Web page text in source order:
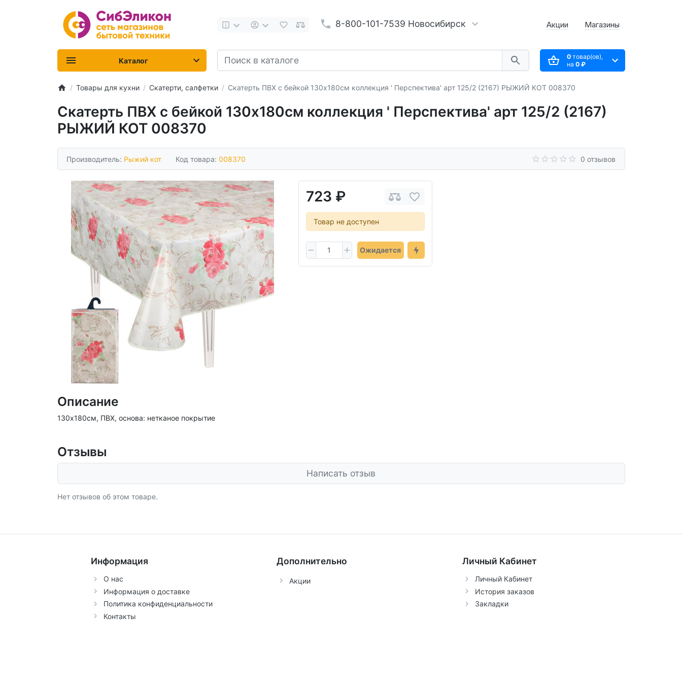
8-800-101-7539 Новосибирск Акции Магазины
0товар(ов),
на 0 ₽
Каталог
Товары для кухни Скатерти, салфетки Скатерть ПВХ с бейкой 130х180см коллекция ' Перспектива' арт 125/2 (2167) РЫЖИЙ КОТ 008370
Скатерть ПВХ с бейкой 130х180см коллекция ' Перспектива' арт 125/2 (2167)
РЫЖИЙ КОТ 008370
Производитель: Рыжий кот Код товара: 008370 0 отзывов
723 ₽
Товар не доступен
Ожидается
Описание
130х180см, ПВХ, основа: нетканое покрытие
Отзывы
Написать отзыв
Нет отзывов об этом товаре.
Информация
О нас
Информация о доставке
Политика конфиденциальности
Контакты
Дополнительно
Акции
Личный Кабинет
Личный Кабинет
История заказов
Закладки